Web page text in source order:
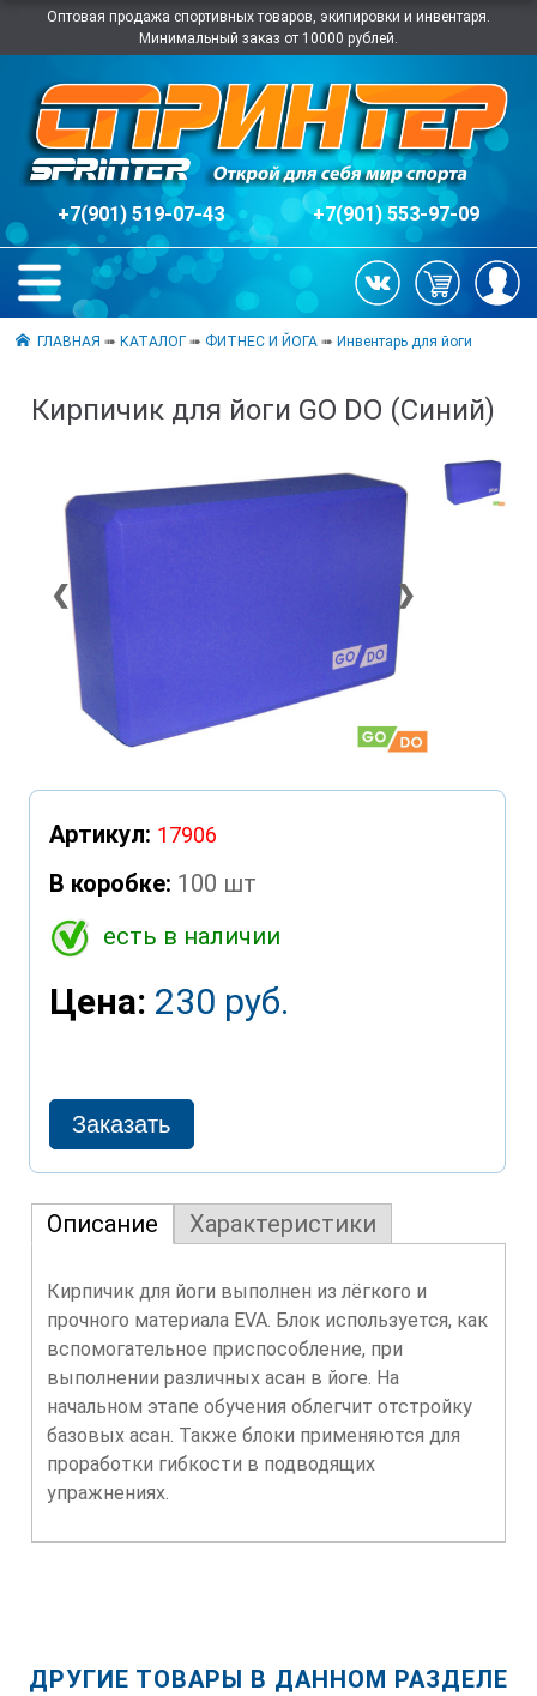
Оптовая продажа спортивных товаров, экипировки и инвентаря.
Минимальный заказ от 10000 рублей.
+7(901) 519-07-43 +7(901) 553-97-09
ГЛАВНАЯ ➠КАТАЛОГ ➠ ФИТНЕС И ЙОГА ➠Инвентарь для йоги
Кирпичик для йоги GO DO (Синий)
❮ ❯
Артикул: 17906
В коробке: 100 шт
есть в наличии
Цена: 230 руб.
Описание Характеристики
Кирпичик для йоги выполнен из лёгкого и
прочного материала EVA. Блок используется, как
вспомогательное приспособление, при
выполнении различных асан в йоге. На
начальном этапе обучения облегчит отстройку
базовых асан. Также блоки применяются для
проработки гибкости в подводящих
упражнениях.
ДРУГИЕ ТОВАРЫ В ДАННОМ РАЗДЕЛЕ